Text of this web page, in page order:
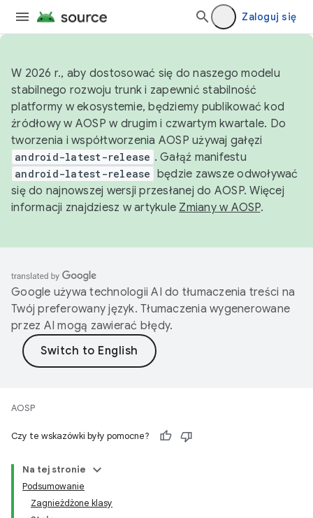
Zaloguj się
W 2026 r., aby dostosować się do naszego modelu
stabilnego rozwoju trunk i zapewnić stabilność
platformy w ekosystemie, będziemy publikować kod
źródłowy w AOSP w drugim i czwartym kwartale. Do
tworzenia i współtworzenia AOSP używaj gałęzi
android-latest-release . Gałąź manifestu
android-latest-release będzie zawsze odwoływać
się do najnowszej wersji przesłanej do AOSP. Więcej
informacji znajdziesz w artykule Zmiany w AOSP.
Google używa technologii AI do tłumaczenia treści na
Twój preferowany język. Tłumaczenia wygenerowane
przez AI mogą zawierać błędy.
AOSP
Czy te wskazówki były pomocne?
Na tej stronie
Podsumowanie
Zagnieżdżone klasy